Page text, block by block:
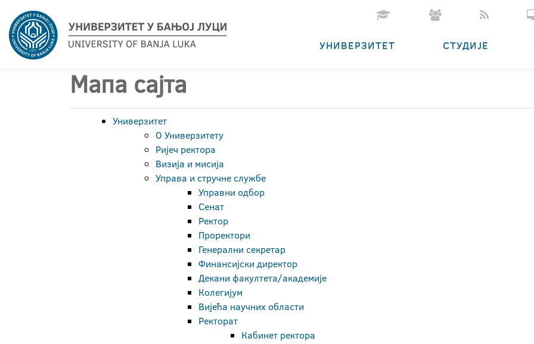
УНИВЕРЗИТЕТ СТУДИЈЕ
Мапа сајта
Универзитет
О Универзитету
Ријеч ректора
Визија и мисија
Управа и стручне службе
Управни одбор
Сенат
Ректор
Проректори
Генерални секретар
Финансијски директор
Декани факултета/академије
Колегијум
Вијећа научних области
Ректорат
Кабинет ректора